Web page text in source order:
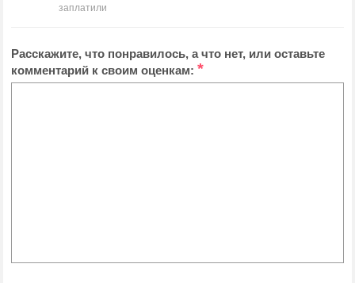
заплатили
Расскажите, что понравилось, а что нет, или оставьте
комментарий к своим оценкам: *